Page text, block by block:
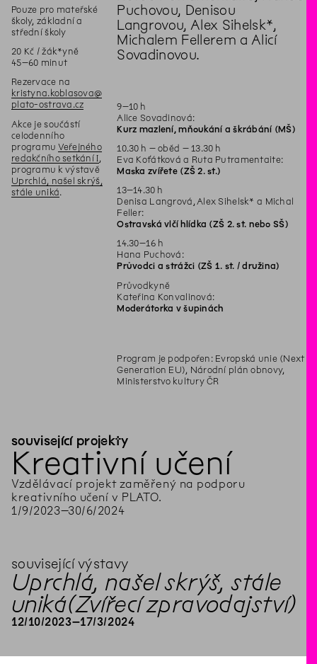
Pouze pro mateřské
školy, základní a
střední školy
20 Kč / žák*yně
45–60 minut
Rezervace na
kristyna.koblasova@
plato-ostrava.cz
Akce je součástí
celodenního
programu Veřejného
redakčního setkání I,
programu k výstavě
Uprchlá, našel skrýš,
stále uniká.
Puchovou, Denisou
Langrovou, Alex Sihelsk*,
Michalem Fellerem a Alicí
Sovadinovou.
9–10 h
Alice Sovadinová:
Kurz mazlení, mňoukání a škrábání (MŠ)
10.30 h – oběd – 13.30 h
Eva Koťátková a Ruta Putramentaite:
Maska zvířete (ZŠ 2. st.)
13–14.30 h
Denisa Langrová, Alex Sihelsk* a Michal
Feller:
Ostravská vlčí hlídka (ZŠ 2. st. nebo SŠ)
14.30–16 h
Hana Puchová:
Průvodci a strážci (ZŠ 1. st. / družina)
Průvodkyně
Kateřina Konvalinová:
Moderátorka v šupinách
Program je podpořen: Evropská unie (Next
Generation EU), Národní plán obnovy,
Ministerstvo kultury ČR
související projekty
Kreativní učení
Vzdělávací projekt zaměřený na podporu
kreativního učení v PLATO.
1 /9/2023–30/6/2024
související výstavy
Uprchlá, našel skrýš, stále
uniká(Zvířecí zpravodajství)
12/10/2023–17/3/2024